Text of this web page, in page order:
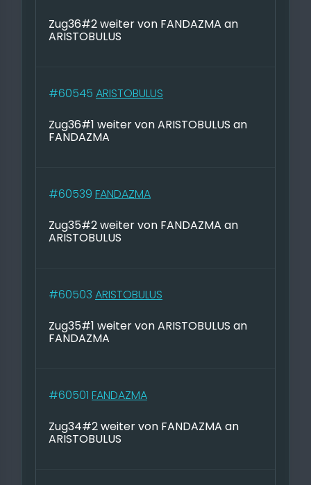
Zug36#2 weiter von FANDAZMA an
ARISTOBULUS
#60545 ARISTOBULUS
Zug36#1 weiter von ARISTOBULUS an
FANDAZMA
#60539 FANDAZMA
Zug35#2 weiter von FANDAZMA an
ARISTOBULUS
#60503 ARISTOBULUS
Zug35#1 weiter von ARISTOBULUS an
FANDAZMA
#60501 FANDAZMA
Zug34#2 weiter von FANDAZMA an
ARISTOBULUS